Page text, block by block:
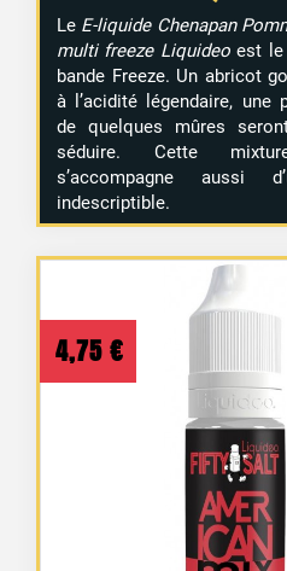
Le E-liquide Chenapan
multi freeze Liquideoest le
bande Freeze. Un abricot
à l’acidité légendaire, une
de quelques mûres
séduire. Cette
s’accompagne aussi
indescriptible.
4,75 €